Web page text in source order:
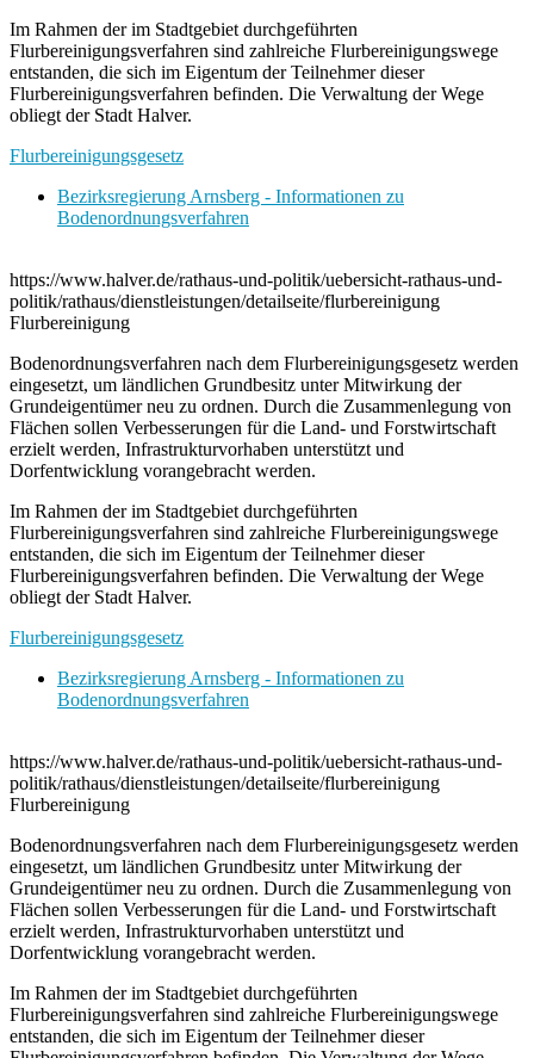
Im Rahmen der im Stadtgebiet durchgeführten
Flurbereinigungsverfahren sind zahlreiche Flurbereinigungswege
entstanden, die sich im Eigentum der Teilnehmer dieser
Flurbereinigungsverfahren befinden. Die Verwaltung der Wege
obliegt der Stadt Halver.
Flurbereinigungsgesetz
Bezirksregierung Arnsberg - Informationen zu
Bodenordnungsverfahren
https://www.halver.de/rathaus-und-politik/uebersicht-rathaus-und-
politik/rathaus/dienstleistungen/detailseite/flurbereinigung
Flurbereinigung
Bodenordnungsverfahren nach dem Flurbereinigungsgesetz werden
eingesetzt, um ländlichen Grundbesitz unter Mitwirkung der
Grundeigentümer neu zu ordnen. Durch die Zusammenlegung von
Flächen sollen Verbesserungen für die Land- und Forstwirtschaft
erzielt werden, Infrastrukturvorhaben unterstützt und
Dorfentwicklung vorangebracht werden.
Im Rahmen der im Stadtgebiet durchgeführten
Flurbereinigungsverfahren sind zahlreiche Flurbereinigungswege
entstanden, die sich im Eigentum der Teilnehmer dieser
Flurbereinigungsverfahren befinden. Die Verwaltung der Wege
obliegt der Stadt Halver.
Flurbereinigungsgesetz
Bezirksregierung Arnsberg - Informationen zu
Bodenordnungsverfahren
https://www.halver.de/rathaus-und-politik/uebersicht-rathaus-und-
politik/rathaus/dienstleistungen/detailseite/flurbereinigung
Flurbereinigung
Bodenordnungsverfahren nach dem Flurbereinigungsgesetz werden
eingesetzt, um ländlichen Grundbesitz unter Mitwirkung der
Grundeigentümer neu zu ordnen. Durch die Zusammenlegung von
Flächen sollen Verbesserungen für die Land- und Forstwirtschaft
erzielt werden, Infrastrukturvorhaben unterstützt und
Dorfentwicklung vorangebracht werden.
Im Rahmen der im Stadtgebiet durchgeführten
Flurbereinigungsverfahren sind zahlreiche Flurbereinigungswege
entstanden, die sich im Eigentum der Teilnehmer dieser